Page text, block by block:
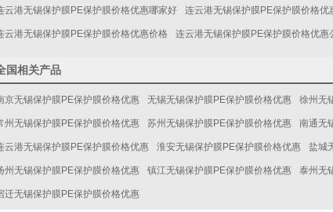
云港无锡保护膜PE保护膜价格优惠哪家好 连云港无锡保护膜PE保护膜价格优
云港无锡保护膜PE保护膜价格优惠价格 连云港无锡保护膜PE保护膜价格优惠
国相关产品
京无锡保护膜PE保护膜价格优惠 无锡无锡保护膜PE保护膜价格优惠 徐州无
州无锡保护膜PE保护膜价格优惠 苏州无锡保护膜PE保护膜价格优惠 南通无
云港无锡保护膜PE保护膜价格优惠 淮安无锡保护膜PE保护膜价格优惠 盐城
州无锡保护膜PE保护膜价格优惠 镇江无锡保护膜PE保护膜价格优惠 泰州无
迁无锡保护膜PE保护膜价格优惠